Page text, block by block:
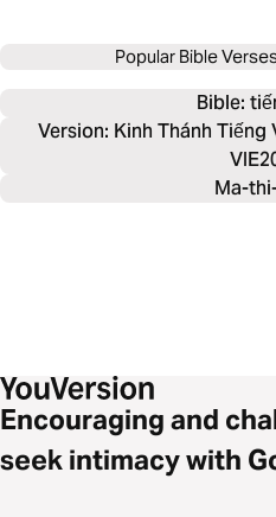
Popular Bible
Bible:
Version: Kinh Thánh
Ma-
Encouraging and
seek intimacy with